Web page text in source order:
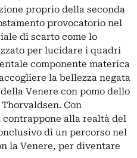
proprio della seconda
provocatorio nel
di scarto come lo
per lucidare i quadri
componente materica
la bellezza negata
Venere con pomo dello
Con
alla realtà del
di un percorso nel
la Venere, per diventare